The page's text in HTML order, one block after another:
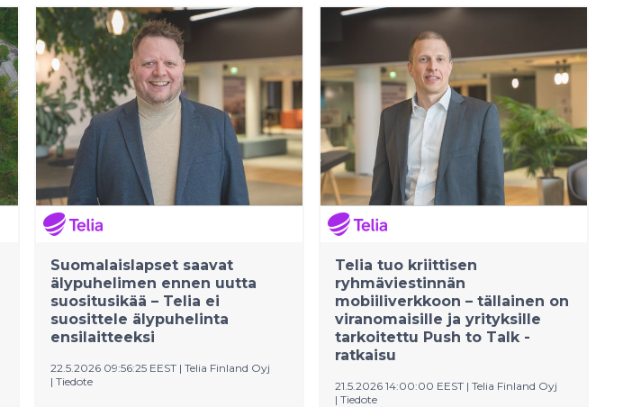
puhelimeksi kuluttajien ja yritysten
tilastoissa. Lasten kellopuhelinten
myynti kasvoi toukokuussa 15
prosenttia vuoden takaiseen aikaan
verrattuna.
parhaiten? Minne kannattaa sijoittaa
kauppoja ja kouluja? Miten sää ja
liikenne vaikuttaa sataman
toimintaan? Muun muassa tällaisiin
tarpeisiin voi kehittää palveluja
Maanmittauslaitoksen
Paikkatietokeskus FGI:n kehittämän
Location Finland -palvelun avulla.
Location Finland valittiin mukaan
Datatalouden kiinnostavimmat 2026
–listaukseen.
Suomalaislapset saavat
älypuhelimen ennen uutta
suositusikää – Telia ei
suosittele älypuhelinta
ensilaitteeksi
22.5.2026 09:56:25 EEST | Telia Finland Oyj
| Tiedote
Telia tuo kriittisen
ryhmäviestinnän
mobiiliverkkoon – tällainen on
viranomaisille ja yrityksille
tarkoitettu Push to Talk -
ratkaisu
21.5.2026 14:00:00 EEST | Telia Finland Oyj
| Tiedote